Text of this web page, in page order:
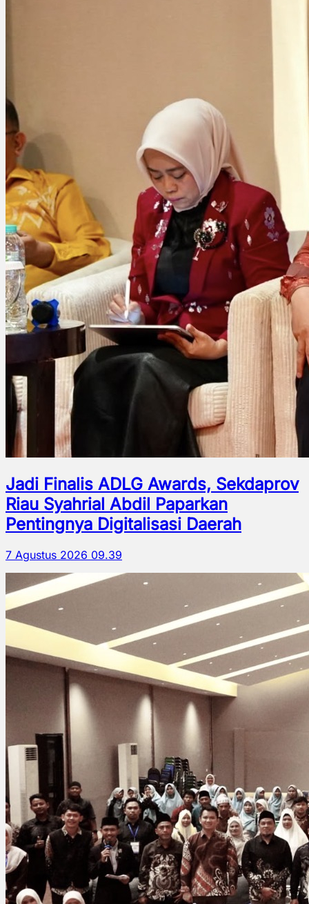
Jadi Finalis ADLG Awards, Sekdaprov
Riau Syahrial Abdil Paparkan
Pentingnya Digitalisasi Daerah
7 Agustus 2026 09.39